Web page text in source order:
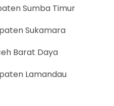
Sumba Timur
Sukamara
Barat Daya
Lamandau